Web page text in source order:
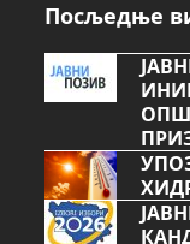
Посљедње